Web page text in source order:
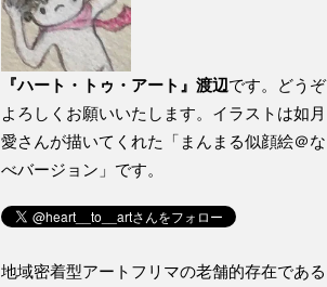
『ハート・トゥ・アート』渡辺です。どうぞ
よろしくお願いいたします。イラストは如月
愛さんが描いてくれた「まんまる似顔絵＠な
べバージョン」です。
地域密着型アートフリマの老舗的存在である